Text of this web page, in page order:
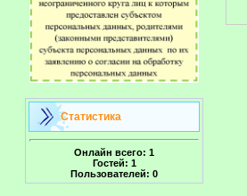
Статистика
Онлайн всего: 1
Гостей: 1
Пользователей: 0